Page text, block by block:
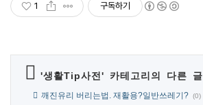
1 구독하기
'생활Tip사전' 카테고리의 다른 글
깨진유리 버리는법. 재활용?일반쓰레기? (0)